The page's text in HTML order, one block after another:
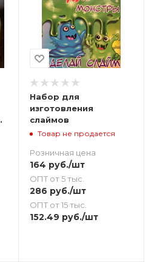
Набор для
изготовления
слаймов
Товар не продается
Розничная цена
164 руб./шт
ОПТ от 5 тыс.
286 руб./шт
ОПТ от 15 тыс.
152.49 руб./шт